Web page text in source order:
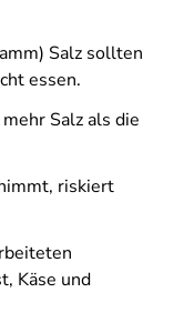
Salz sollten
essen.
Salz als die
riskiert
Käse und